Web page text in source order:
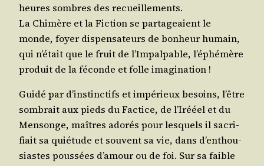
heures sombres des recueillements.
La Chi­mère et la Fic­tion se par­ta­geaient le
monde, foyer dis­pen­sa­teurs de bon­heur humain,
qui n’é­tait que le fruit de l’Im­pal­pable, l’é­phé­mère
pro­duit de la féconde et folle imagination !
Gui­dé par d’ins­tinc­tifs et impé­rieux besoins, l’être
som­brait aux pieds du Fac­tice, de l’I­rééel et du
Men­songe, maîtres ado­rés pour les­quels il sacri­
fiait sa quié­tude et sou­vent sa vie, dans d’en­thou­
siastes pous­sées d’a­mour ou de foi. Sur sa faible